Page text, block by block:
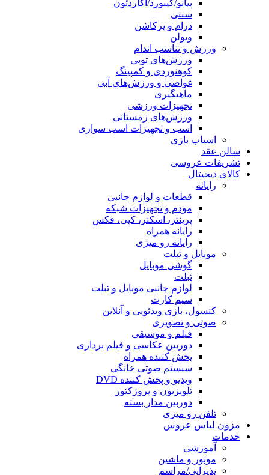
پیانو/کیبورد/آکاردئون
سنتی
درام و پرکاشن
ویولن
ورزش و تناسب اندام
ورزش‌های توپی
کوهنوردی و کمپینگ
غواصی و ورزش‌های آبی
ماهیگیری
تجهیزات ورزشی
ورزش‌های زمستانی
اسب و تجهیزات اسب سواری
اسباب‌ بازی
سالن عقد
تشریفات عروسی
کالای دیجیتال
رایانه
قطعات و لوازم جانبی
مودم و تجهیزات شبکه
پرینتر، اسکنر، کپی، فکس
رایانه همراه
رایانه رو میزی
موبایل و تبلت
گوشی موبایل
تبلت
لوازم جانبی موبایل و تبلت
سیم کارت
کنسول، بازی‌ ویدئویی و آنلاین
صوتی و تصویری
فیلم و موسیقی
دوربین عکاسی و فیلم برداری
پخش کننده همراه
سیستم صوتی خانگی
ویدیو و پخش کننده DVD
تلویزیون و پروژکتور
دوربین مدار بسته
تلفن رو میزی
مزون لباس عروس
خدمات
آموزشی
موتور و ماشین
پذیرایی/مراسم